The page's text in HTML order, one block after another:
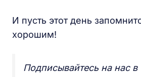
И пусть этот день
хорошим!
Подписывайтесь на нас в